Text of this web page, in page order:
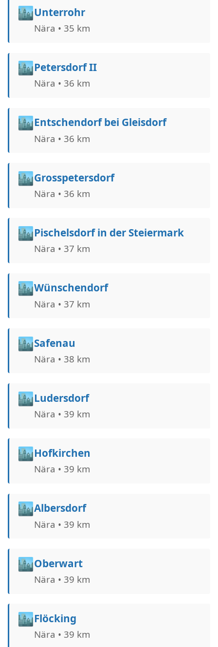
🏙️Unterrohr
Nära • 35 km
🏙️Petersdorf II
Nära • 36 km
🏙️Entschendorf bei Gleisdorf
Nära • 36 km
🏙️Grosspetersdorf
Nära • 36 km
🏙️Pischelsdorf in der Steiermark
Nära • 37 km
🏙️Wünschendorf
Nära • 37 km
🏙️Safenau
Nära • 38 km
🏙️Ludersdorf
Nära • 39 km
🏙️Hofkirchen
Nära • 39 km
🏙️Albersdorf
Nära • 39 km
🏙️Oberwart
Nära • 39 km
🏙️Flöcking
Nära • 39 km